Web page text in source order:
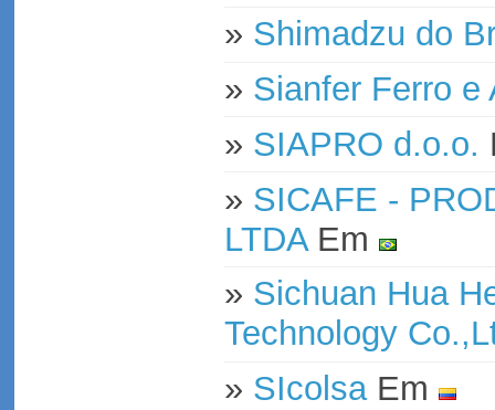
» Shimadzu do
» Sianfer Ferro e
» SIAPRO d.o.o.
» SICAFE -
LTDA Em
» Sichuan Hua
Technology
» SIcolsaEm